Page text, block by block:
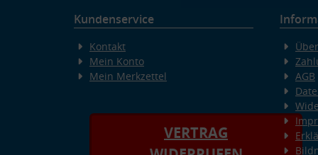
Kundenservice
Kontakt
Mein Konto
Mein Merkzettel
VERTRAG
AGB